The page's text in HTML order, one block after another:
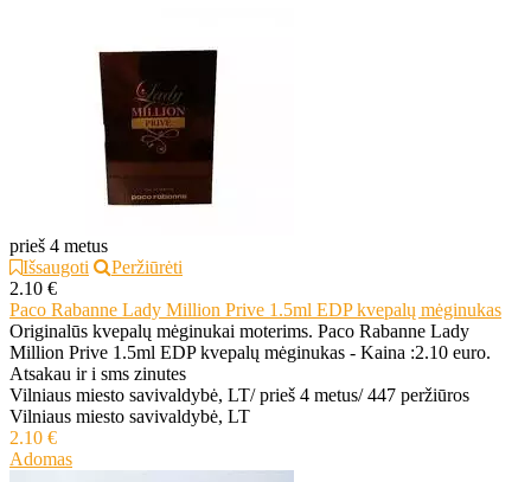
prieš 4 metus
Išsaugoti
Peržiūrėti
2.10 €
Paco Rabanne Lady Million Prive 1.5ml EDP kvepalų mėginukas
Originalūs kvepalų mėginukai moterims. Paco Rabanne Lady
Million Prive 1.5ml EDP kvepalų mėginukas - Kaina :2.10 euro.
Atsakau ir i sms zinutes
Vilniaus miesto savivaldybė, LT/ prieš 4 metus/ 447 peržiūros
Vilniaus miesto savivaldybė, LT
2.10 €
Adomas